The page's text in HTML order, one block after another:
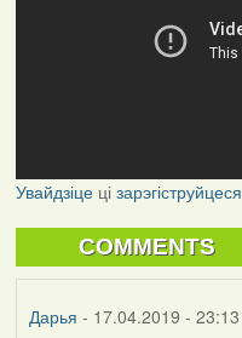
Увайдзіцеці зарэгіструйцеся
COMMENTS
Дарья - 17.04.2019 - 23:13